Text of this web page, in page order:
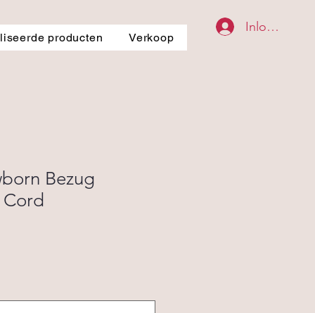
producten Verkoop
Inloggen
Bezug